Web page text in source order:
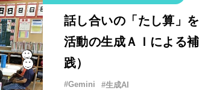
話し合いの「たし算」
活動の生成ＡＩによる
践）
#Gemini #生成AI